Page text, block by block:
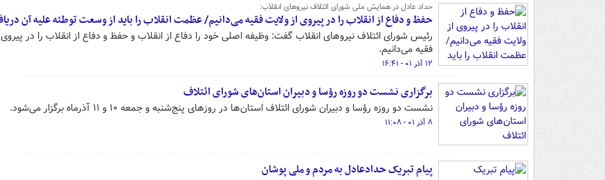
حداد عادل در همایش ملی شورای ائتلاف نیروهای انقلاب:
حفظ و دفاع از انقلاب را در پیروی از ولایت فقیه می‌دانیم/ عظمت انقلاب را باید از وسعت توطئه علیه آن
رئیس شورای ائتلاف نیروهای انقلاب گفت: وظیفه اصلی خود را دفاع از انقلاب و حفظ و دفاع از انقلاب را در
فقیه می‌دانیم.
۱۲ آذر ۰۱ - ۱۶:۴۱
برگزاری نشست دو روزه رؤسا و دبیران استان‌های شورای ائتلاف
نشست دو روزه رؤسا و دبیران شورای ائتلاف استان‌ها در روزهای پنج‌شنبه و جمعه ۱۰ و ۱۱ آذرماه برگزار می‌شود.
۸ آذر ۰۱ - ۱۱:۰۸
پیام تبریک حدادعادل به مردم و ملی پوشان